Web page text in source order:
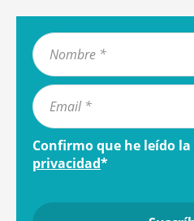
Confirmo que he leído la
privacidad*